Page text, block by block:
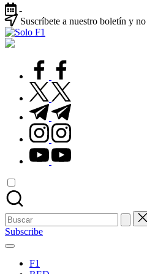
Saltar
al
contenido
-
Suscríbete a nuestro boletín y
Para
facebook.com
twitter.com
t.me
instagram.com
youtube.com
Buscar:
Subscribe
F1